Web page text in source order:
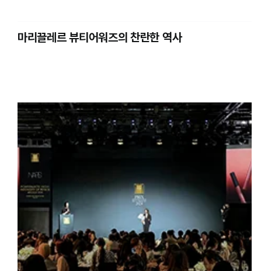
마리끌레르 뷰티어워즈의 찬란한 역사